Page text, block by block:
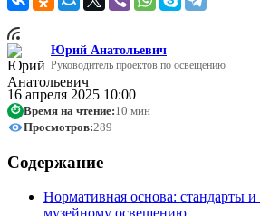
Юрий Анатольевич
Руководитель проектов по освещению
16 апреля 2025 10:00
⏱ Время на чтение:10 мин
Просмотров:289
Содержание
Нормативная основа: стандарты и